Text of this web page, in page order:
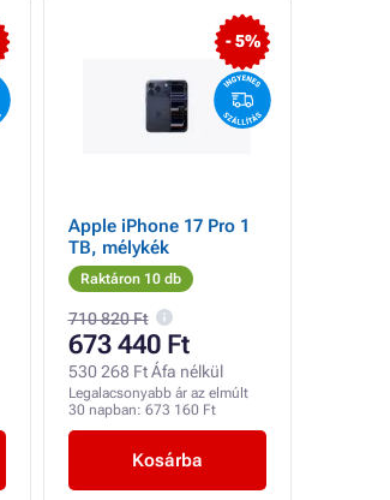
- 5%
Apple iPhone 17 Pro 1
TB, mélykék
Raktáron 10 db
710 820 Ft
673 440 Ft
530 268 Ft Áfa nélkül
Legalacsonyabb ár az elmúlt
30 napban: 673 160 Ft
Kosárba